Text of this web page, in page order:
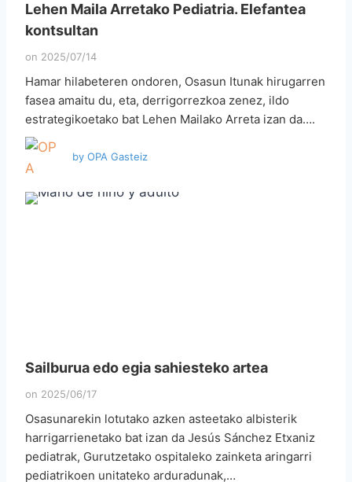
Lehen Maila Arretako Pediatria. Elefantea
kontsultan
on 2025/07/14
Hamar hilabeteren ondoren, Osasun Itunak hirugarren
fasea amaitu du, eta, derrigorrezkoa zenez, ildo
estrategikoetako bat Lehen Mailako Arreta izan da….
by OPA Gasteiz
Sailburua edo egia sahiesteko artea
on 2025/06/17
Osasunarekin lotutako azken asteetako albisterik
harrigarrienetako bat izan da Jesús Sánchez Etxaniz
pediatrak, Gurutzetako ospitaleko zainketa aringarri
pediatrikoen unitateko arduradunak,…